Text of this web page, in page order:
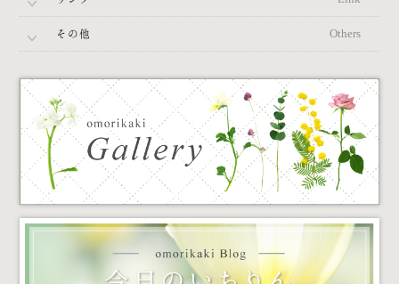
その他 Others